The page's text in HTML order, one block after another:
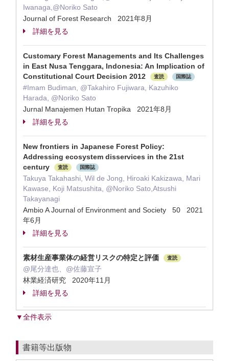
Iwanaga,@Noriko Sato
Journal of Forest Research 2021年8月
詳細を見る
Customary Forest Managements and Its Challenges
in East Nusa Tenggara, Indonesia: An Implication of
Constitutional Court Decision 2012
査読 国際誌
#Imam Budiman, @Takahiro Fujiwara, Kazuhiko
Harada, @Noriko Sato
Jurnal Manajemen Hutan Tropika 2021年8月
詳細を見る
New frontiers in Japanese Forest Policy:
Addressing ecosystem disservices in the 21st
century
査読 国際誌
Takuya Takahashi, Wil de Jong, Hiroaki Kakizawa, Mari
Kawase, Koji Matsushita, @Noriko Sato,Atsushi
Takayanagi
Ambio A Journal of Environment and Society 50 2021
年6月
詳細を見る
素材生産事業体の経営リスクの特定と評価 査読
@尾分達也、@佐藤宣子
林業経済研究 2020年11月
詳細を見る
▼全件表示
書籍等出版物